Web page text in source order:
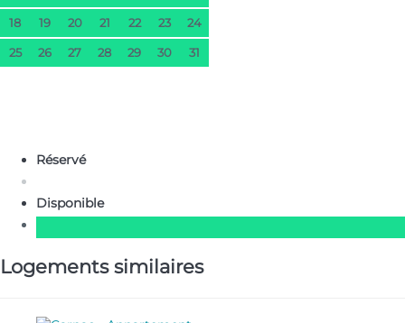
18 19 20 21 22 23 24
25 26 27 28 29 30 31
Réservé
Disponible
Logements similaires